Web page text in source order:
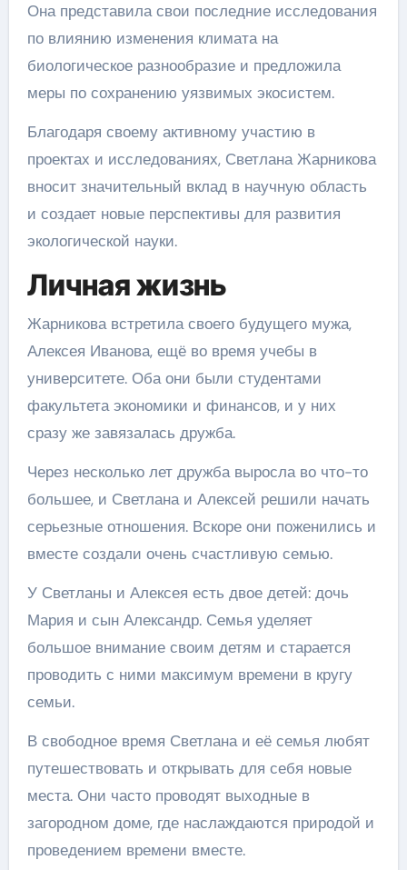
Она представила свои последние исследования
по влиянию изменения климата на
биологическое разнообразие и предложила
меры по сохранению уязвимых экосистем.
Благодаря своему активному участию в
проектах и исследованиях, Светлана Жарникова
вносит значительный вклад в научную область
и создает новые перспективы для развития
экологической науки.
Личная жизнь
Жарникова встретила своего будущего мужа,
Алексея Иванова, ещё во время учебы в
университете. Оба они были студентами
факультета экономики и финансов, и у них
сразу же завязалась дружба.
Через несколько лет дружба выросла во что-то
большее, и Светлана и Алексей решили начать
серьезные отношения. Вскоре они поженились и
вместе создали очень счастливую семью.
У Светланы и Алексея есть двое детей: дочь
Мария и сын Александр. Семья уделяет
большое внимание своим детям и старается
проводить с ними максимум времени в кругу
семьи.
В свободное время Светлана и её семья любят
путешествовать и открывать для себя новые
места. Они часто проводят выходные в
загородном доме, где наслаждаются природой и
проведением времени вместе.